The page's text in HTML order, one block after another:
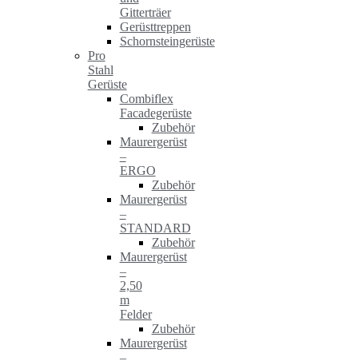
Gitterträer
Gerüsttreppen
Schornsteingerüste
Pro
Stahl
Gerüste
Combiflex
Facadegerüste
Zubehör
Maurergerüst
–
ERGO
Zubehör
Maurergerüst
–
STANDARD
Zubehör
Maurergerüst
–
2,50
m
Felder
Zubehör
Maurergerüst
–